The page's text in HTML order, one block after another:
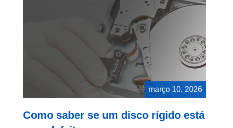
março 10, 2026
Como saber se um disco rígido está